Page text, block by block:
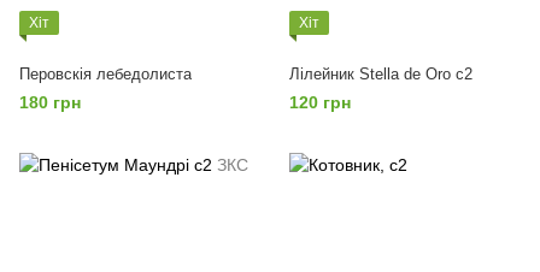
Хіт
Перовскія лебедолиста
180 грн
Хіт
Лілейник Stella de Oro с2
120 грн